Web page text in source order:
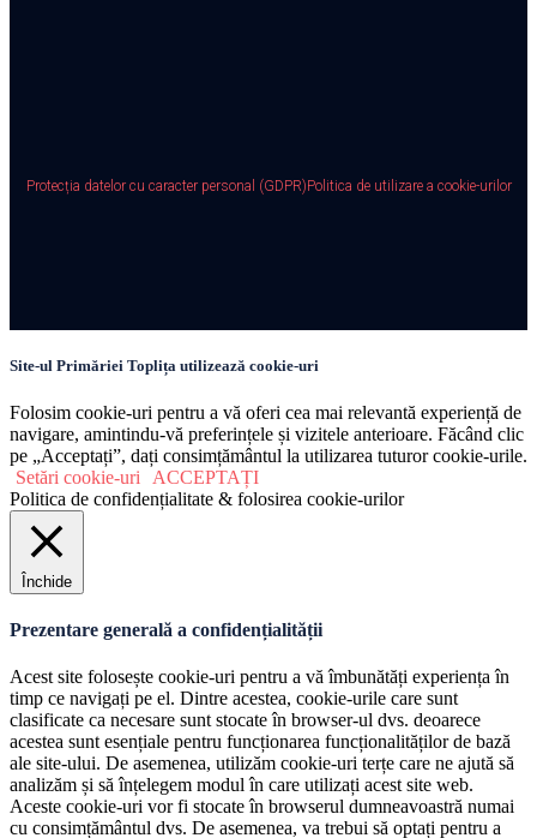
Protecția datelor cu caracter personal (GDPR)Politica de utilizare a cookie-urilor
Site-ul Primăriei Toplița utilizează cookie-uri
Folosim cookie-uri pentru a vă oferi cea mai relevantă experiență de
navigare, amintindu-vă preferințele și vizitele anterioare. Făcând clic
pe „Acceptați”, dați consimțământul la utilizarea tuturor cookie-urile.
Setări cookie-uri
ACCEPTAȚI
Politica de confidențialitate & folosirea cookie-urilor
Închide
Prezentare generală a confidențialității
Acest site folosește cookie-uri pentru a vă îmbunătăți experiența în
timp ce navigați pe el. Dintre acestea, cookie-urile care sunt
clasificate ca necesare sunt stocate în browser-ul dvs. deoarece
acestea sunt esențiale pentru funcționarea funcționalităților de bază
ale site-ului. De asemenea, utilizăm cookie-uri terțe care ne ajută să
analizăm și să înțelegem modul în care utilizați acest site web.
Aceste cookie-uri vor fi stocate în browserul dumneavoastră numai
cu consimțământul dvs. De asemenea, va trebui să optați pentru a